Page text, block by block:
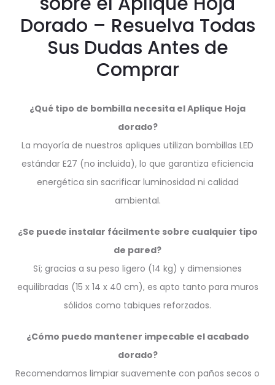
Dorado – Resuelva Todas
Sus Dudas Antes de
Comprar
¿Qué tipo de bombilla necesita el Aplique Hoja
dorado?
La mayoría de nuestros apliques utilizan bombillas LED
estándar E27 (no incluida), lo que garantiza eficiencia
energética sin sacrificar luminosidad ni calidad
ambiental.
¿Se puede instalar fácilmente sobre cualquier tipo
de pared?
Sí; gracias a su peso ligero (14 kg) y dimensiones
equilibradas (15 x 14 x 40 cm), es apto tanto para muros
sólidos como tabiques reforzados.
¿Cómo puedo mantener impecable el acabado
dorado?
Recomendamos limpiar suavemente con paños secos o